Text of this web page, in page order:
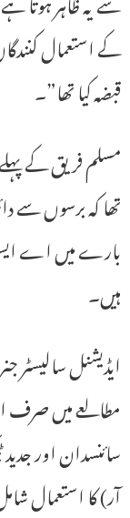
کے استعمال
قبضہ کیا تھا”۔
مسلم فریق کے
تھا کہ برسوں سے
بارے میں اے
ہیں۔
ایڈیشنل
مطالعے میں صرف
سائنسدان اور جدید
آر) کا استعمال